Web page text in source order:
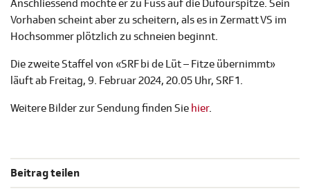
Anschliessend möchte er zu Fuss auf die Dufourspitze. Sein
Vorhaben scheint aber zu scheitern, als es in Zermatt VS im
Hochsommer plötzlich zu schneien beginnt.
Die zweite Staffel von «SRF bi de Lüt – Fitze übernimmt»
läuft ab Freitag, 9. Februar 2024, 20.05 Uhr, SRF 1.
Weitere Bilder zur Sendung finden Sie hier.
Beitrag teilen